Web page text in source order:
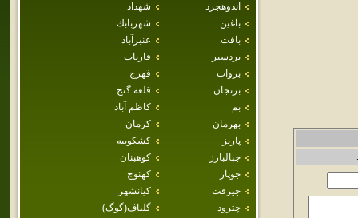
اندوهجرد
شهداد
باغين
شهربابك
بافت
عنبرآباد
بردسير
فارياب
بروات
فهرج
بزنجان
قلعه گنج
بم
كاظم آباد
بهرمان
كرمان
پاريز
كشكوييه
جبالبارز
كوهبنان
جوپار
كهنوج
جيرفت
كيانشهر
چترود
گلباف(گوگ)